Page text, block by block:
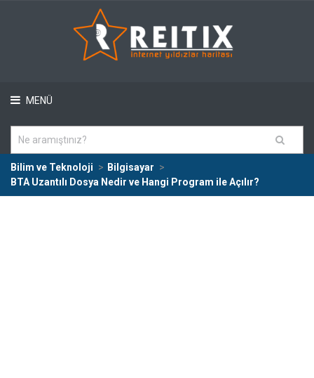
MENÜ
Bilim ve Teknoloji
Bilgisayar
BTA Uzantılı Dosya Nedir ve Hangi Program ile Açılır?